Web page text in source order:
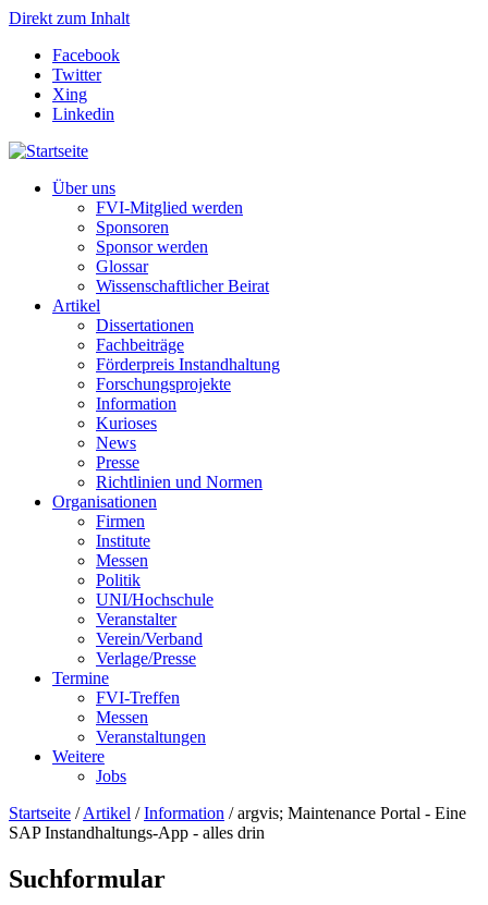
Direkt zum Inhalt
Facebook
Twitter
Xing
Linkedin
Über uns
FVI-Mitglied werden
Sponsoren
Sponsor werden
Glossar
Wissenschaftlicher Beirat
Artikel
Dissertationen
Fachbeiträge
Förderpreis Instandhaltung
Forschungsprojekte
Information
Kurioses
News
Presse
Richtlinien und Normen
Organisationen
Firmen
Institute
Messen
Politik
UNI/Hochschule
Veranstalter
Verein/Verband
Verlage/Presse
Termine
FVI-Treffen
Messen
Veranstaltungen
Weitere
Jobs
Startseite /Artikel /Information /argvis; Maintenance Portal - Eine
SAP Instandhaltungs-App - alles drin
Suchformular